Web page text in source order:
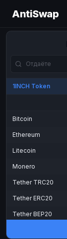
AntiSwap
1INCH Token
Bitcoin
Ethereum
Litecoin
Monero
Tether TRC20
Tether ERC20
Tether BEP20